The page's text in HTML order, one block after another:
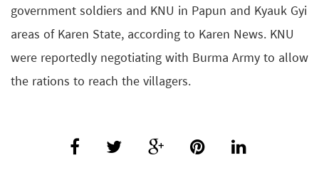
government soldiers and KNU in Papun and Kyauk Gyi
areas of Karen State, according to Karen News. KNU
were reportedly negotiating with Burma Army to allow
the rations to reach the villagers.